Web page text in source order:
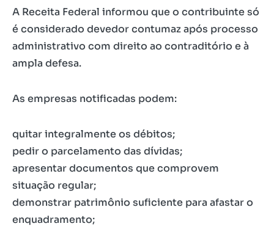
A Receita Federal informou que o contribuinte só
é considerado devedor contumaz após processo
administrativo com direito ao contraditório e à
ampla defesa.
As empresas notificadas podem:
quitar integralmente os débitos;
pedir o parcelamento das dívidas;
apresentar documentos que comprovem
situação regular;
demonstrar patrimônio suficiente para afastar o
enquadramento;